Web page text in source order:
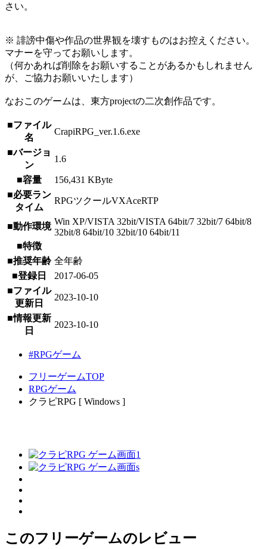
さい。
※ 誹謗中傷や作品の世界観を壊すものはお控えください。
マナーを守ってお願いします。
（何かあれば削除をお願いすることがあるかもしれません
が、ご協力お願いいたします）
なおこのゲームは、東方projectの二次創作品です。
■ファイル
名
CrapiRPG_ver.1.6.exe
■バージョ
ン
1.6
■容量
156,431 KByte
■必要ラン
タイム
RPGツクールVXAceRTP
■動作環境 Win XP/VISTA 32bit/VISTA 64bit/7 32bit/7 64bit/8
32bit/8 64bit/10 32bit/10 64bit/11
■特徴
■推奨年齢 全年齢
■登録日
2017-06-05
■ファイル
更新日
2023-10-10
■情報更新
日
2023-10-10
#RPGゲーム
フリーゲームTOP
RPGゲーム
クラピRPG [ Windows ]
このフリーゲームのレビュー